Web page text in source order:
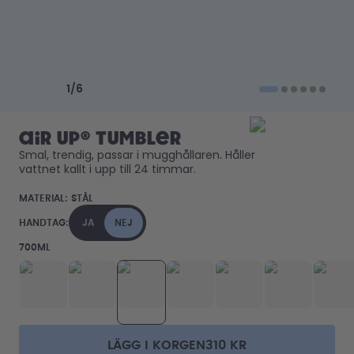
1 / 6
air up® Tumbler
Smal, trendig, passar i mugghållaren. Håller
vattnet kallt i upp till 24 timmar.
MATERIAL: STÅL
HANDTAG: JA NEJ
700ML
LÄGG I KORGEN 310 KR